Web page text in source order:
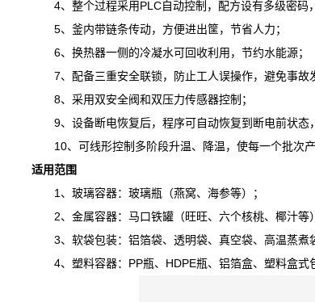
4、整个过程采用PLC自动控制，配方设有多级密码
5、釜内带链条传动，方便进出筐，节省人力；
6、换热器一侧的冷凝水可回收利用，节约水能源；
7、配备三重安全联锁，防止工人误操作，避免事故
8、采用双安全阀和双压力传感器控制；
9、设备断电恢复后，程序可自动恢复到断电前状态
10、可线形控制多阶段升温、降温， 使每一个批次
适用范围
1、玻璃容器：玻璃瓶（燕窝、海参等）；
2、金属容器：马口铁罐（旺旺、六个核桃、椰汁等
3、软袋包装：铝箔袋、透明袋、真空袋、高温蒸煮
4、塑料容器：PP瓶、HDPE瓶、铝箔盒、塑料盒式